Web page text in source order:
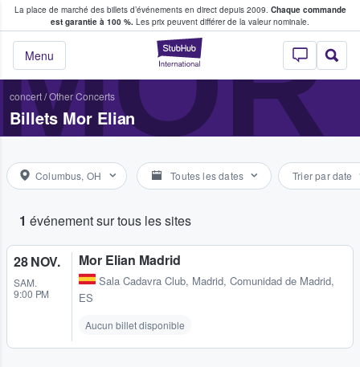
La place de marché des billets d’événements en direct depuis 2009. Chaque commande
est garantie à 100 %. Les prix peuvent différer de la valeur nominale.
StubHub - Où
Menu
fans achètent et vendent des billets
concert/Other Concerts
Billets Mor Elian
Columbus, OH Toutes les dates Trier par date
1 événement sur tous les sites
28 NOV.
SAM.
9:00 PM
Mor Elian Madrid
Sala Cadavra Club, Madrid, Comunidad de Madrid,
ES
Aucun billet disponible